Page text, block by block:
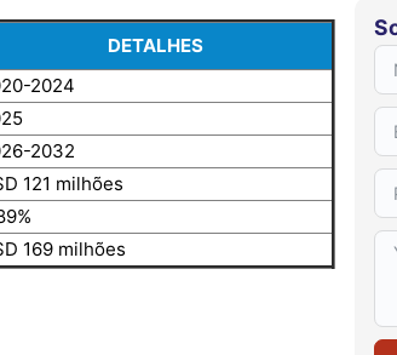
DETALHES
2024
2032
121 milhões
169 milhões